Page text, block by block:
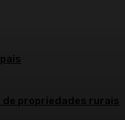
propriedades rurais